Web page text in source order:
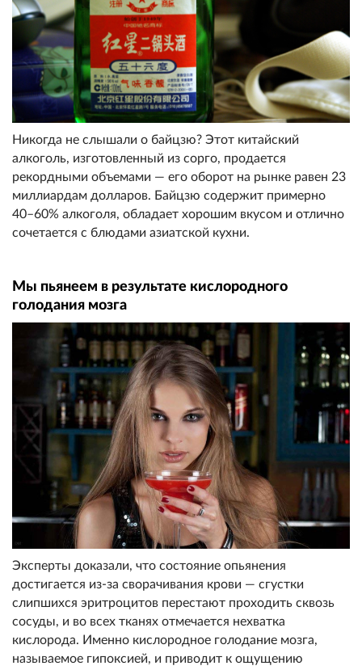
Никогда не слышали о байцзю? Этот китайский
алкоголь, изготовленный из сорго, продается
рекордными объемами — его оборот на рынке равен 23
миллиардам долларов. Байцзю содержит примерно
40–60% алкоголя, обладает хорошим вкусом и отлично
сочетается с блюдами азиатской кухни.
Мы пьянеем в результате кислородного
голодания мозга
Эксперты доказали, что состояние опьянения
достигается из-за сворачивания крови — сгустки
слипшихся эритроцитов перестают проходить сквозь
сосуды, и во всех тканях отмечается нехватка
кислорода. Именно кислородное голодание мозга,
называемое гипоксией, и приводит к ощущению